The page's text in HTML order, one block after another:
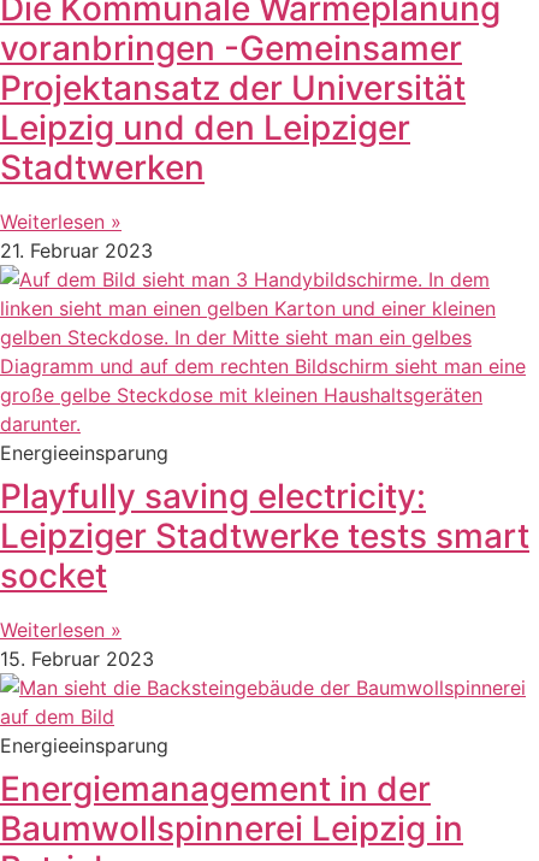
voranbringen -Gemeinsamer
Projektansatz der Universität
Leipzig und den Leipziger
Stadtwerken
Weiterlesen »
21. Februar 2023
Energieeinsparung
Playfully saving electricity:
Leipziger Stadtwerke tests smart
socket
Weiterlesen »
15. Februar 2023
Energieeinsparung
Energiemanagement in der
Baumwollspinnerei Leipzig in